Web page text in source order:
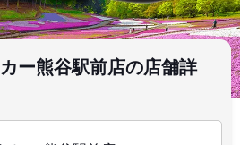
ー熊谷駅前店の店舗詳